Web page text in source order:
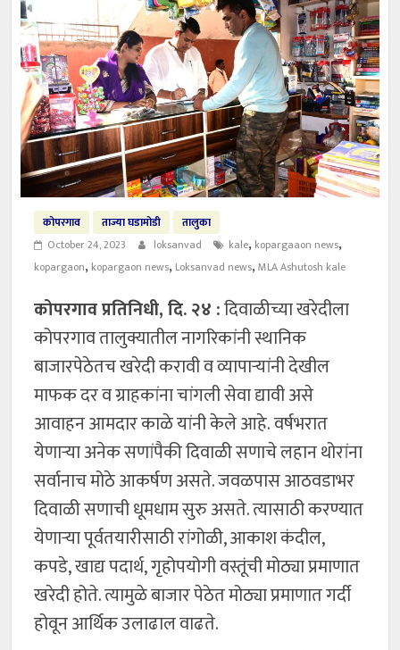
कोपरगाव ताज्या घडामोडी
तालुका
October 24, 2023
loksanvad kale, kopargaaon news,
kopargaon, kopargaon news, Loksanvad news,MLA Ashutosh kale
कोपरगाव प्रतिनिधी, दि. २४ :दिवाळीच्या खरेदीला
कोपरगाव तालुक्यातील नागरिकांनी स्थानिक
बाजारपेठेतच खरेदी करावी व व्यापाऱ्यांनी देखील
माफक दर व ग्राहकांना चांगली सेवा द्यावी असे
आवाहन आमदार काळे यांनी केले आहे. वर्षभरात
येणाऱ्या अनेक सणांपैकी दिवाळी सणाचे लहान थोरांना
सर्वानाच मोठे आकर्षण असते. जवळपास आठवडाभर
दिवाळी सणाची धूमधाम सुरु असते. त्यासाठी करण्यात
येणाऱ्या पूर्वतयारीसाठी रांगोळी, आकाश कंदील,
कपडे, खाद्य पदार्थ, गृहोपयोगी वस्तूंची मोठ्या प्रमाणात
खरेदी होते. त्यामुळे बाजार पेठेत मोठ्या प्रमाणात गर्दी
होवून आर्थिक उलाढाल वाढते.